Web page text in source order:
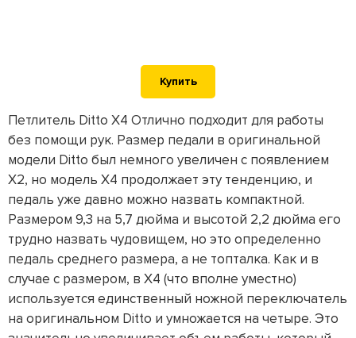
Купить
Петлитель Ditto X4 Отлично подходит для работы
без помощи рук. Размер педали в оригинальной
модели Ditto был немного увеличен с появлением
X2, но модель X4 продолжает эту тенденцию, и
педаль уже давно можно назвать компактной.
Размером 9,3 на 5,7 дюйма и высотой 2,2 дюйма его
трудно назвать чудовищем, но это определенно
педаль среднего размера, а не топталка. Как и в
случае с размером, в X4 (что вполне уместно)
используется единственный ножной переключатель
на оригинальном Ditto и умножается на четыре. Это